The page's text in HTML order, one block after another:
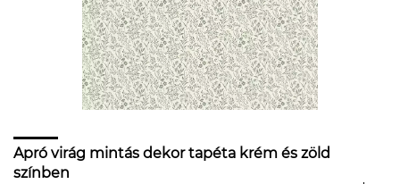
Apró virág mintás dekor tapéta krém és zöld
színben